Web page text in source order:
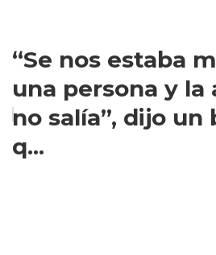
“Se nos estaba
una persona y la
no salía”, dijo un
q...